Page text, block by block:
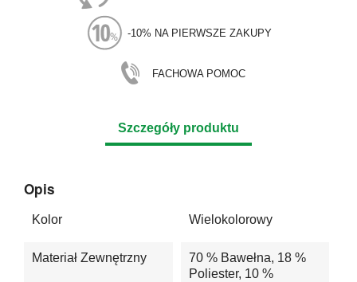
-10% NA PIERWSZE ZAKUPY
FACHOWA POMOC
Szczegóły produktu
Opis
Kolor Wielokolorowy
Materiał Zewnętrzny
70 % Bawełna, 18 %
Poliester, 10 %